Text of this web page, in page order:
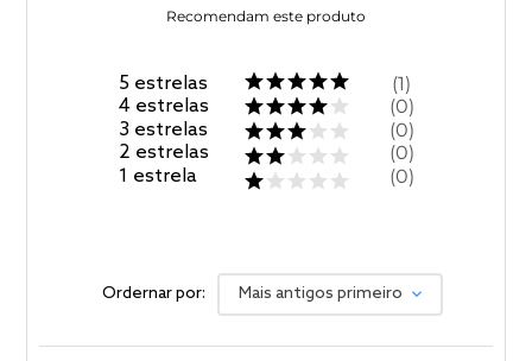
Recomendam este produto
5 estrelas
4 estrelas
3 estrelas
2 estrelas
1 estrela
1
0
0
0
0
Ordernar por: Mais antigos primeiro